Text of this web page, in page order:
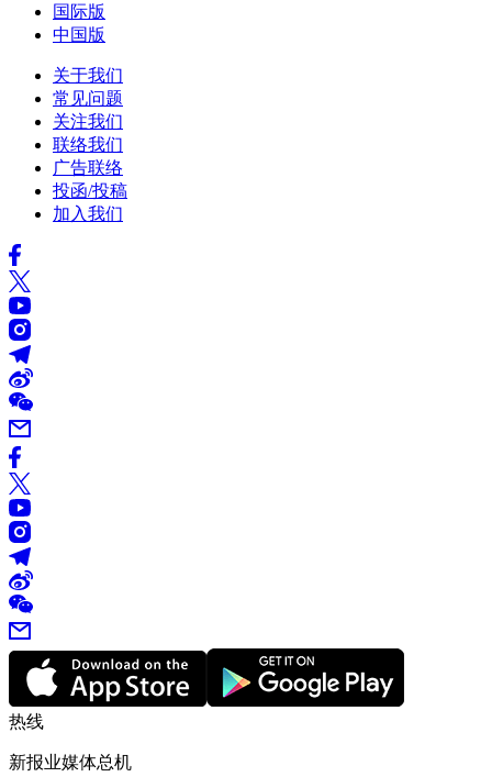
国际版
中国版
关于我们
常见问题
关注我们
联络我们
广告联络
投函/投稿
加入我们
热线
新报业媒体总机